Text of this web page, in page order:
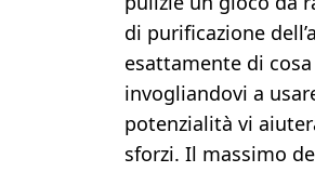
di purificazione
esattamente di
invogliandovi a
potenzialità vi
sforzi. Il massimo